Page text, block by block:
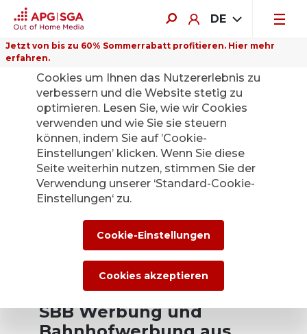
DE
Jetzt von bis zu 60% Sommerrabatt profitieren. Hier mehr
erfahren.
Bahnhöfe
SBB Werbung und
Auf dieser Website verwenden wir
Cookies um Ihnen das Nutzererlebnis zu
verbessern und die Website stetig zu
optimieren. Lesen Sie, wie wir Cookies
verwenden und wie Sie sie steuern
können, indem Sie auf ’Cookie-
Einstellungen’ klicken. Wenn Sie diese
Seite weiterhin nutzen, stimmen Sie der
Verwendung unserer ‘Standard-Cookie-
Einstellungen‘ zu.
Cookie-Einstellungen
Cookies akzeptieren